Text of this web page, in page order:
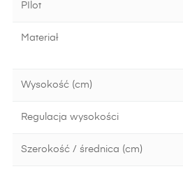
PIlot
Materiał
Wysokość (cm)
Regulacja wysokości
Szerokość / średnica (cm)